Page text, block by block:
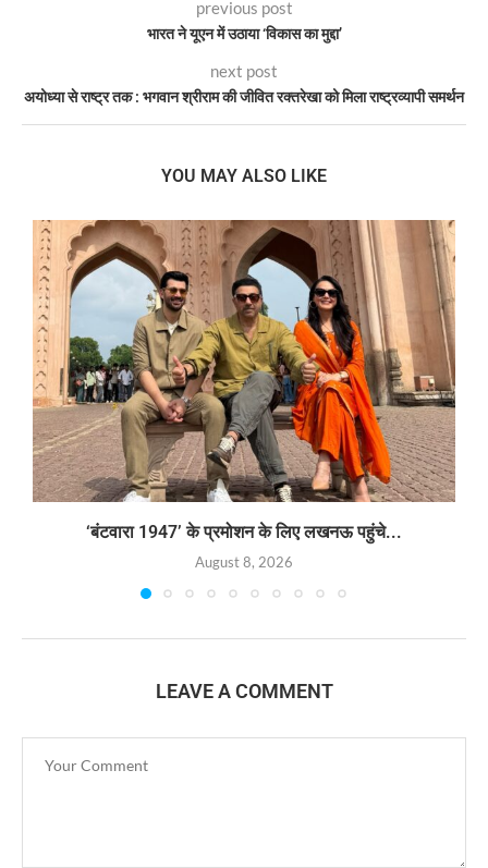
previous post
भारत ने यूएन में उठाया ‘विकास का मुद्दा’
next post
अयोध्या से राष्ट्र तक : भगवान श्रीराम की जीवित रक्तरेखा को मिला राष्ट्रव्यापी समर्थन
YOU MAY ALSO LIKE
‘बंटवारा 1947’ के प्रमोशन के लिए लखनऊ पहुंचे...
August 8, 2026
LEAVE A COMMENT